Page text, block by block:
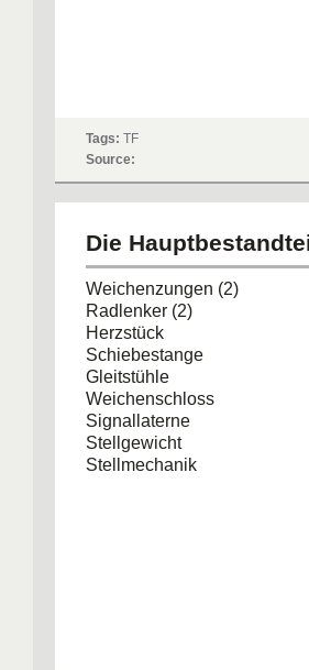
Tags: TF
Source:
Die
Weichenzungen (2)
Radlenker (2)
Herzstück
Schiebestange
Gleitstühle
Weichenschloss
Signallaterne
Stellgewicht
Stellmechanik